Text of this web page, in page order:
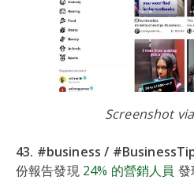
Screenshot via
43. #business /
份報告發現 24% 的營銷人員